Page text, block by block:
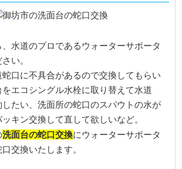
水道のプロであるウォーターサポータ
い。
口に不具合があるので交換してもらい
エコシングル水栓に取り替えて水道
たい、洗面所の蛇口のスパウトの水が
キン交換して直して欲しいなど。
洗面台の蛇口交換にウォーターサポータ
交換いたします。